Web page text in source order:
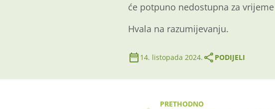
će potpuno nedostupna za
Hvala na razumijevanju.
14. listopada 2024. PODIJELI
PRETHODNO